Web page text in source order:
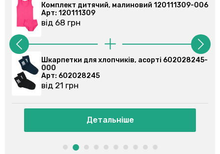
дитячий, малиновий 120111309-006
для хлопчиків, асорті 602028245-
Комплект
Шкарпетки